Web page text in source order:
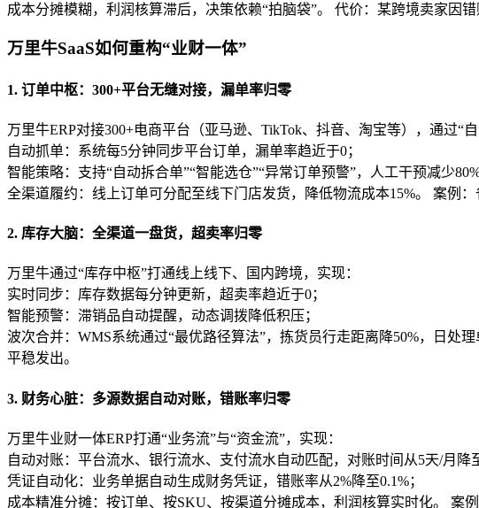
成本分摊模糊，利润核算滞后，决策依赖“拍脑袋”。 代价：某跨境卖家因
万里牛SaaS如何重构“业财一体”
1. 订单中枢：300+平台无缝对接，漏单率归零
万里牛ERP对接300+电商平台（亚马逊、TikTok、抖音、淘宝等），通过“
自动抓单：系统每5分钟同步平台订单，漏单率趋近于0；
智能策略：支持“自动拆合单”“智能选仓”“异常订单预警”，人工干预减少80%
全渠道履约：线上订单可分配至线下门店发货，降低物流成本15%。 案例
2. 库存大脑：全渠道一盘货，超卖率归零
万里牛通过“库存中枢”打通线上线下、国内跨境，实现：
实时同步：库存数据每分钟更新，超卖率趋近于0；
智能预警：滞销品自动提醒，动态调拨降低积压；
波次合并：WMS系统通过“最优路径算法”，拣货员行走距离降50%，日处
平稳发出。
3. 财务心脏：多源数据自动对账，错账率归零
万里牛业财一体ERP打通“业务流”与“资金流”，实现：
自动对账：平台流水、银行流水、支付流水自动匹配，对账时间从5天/月降
凭证自动化：业务单据自动生成财务凭证，错账率从2%降至0.1%；
成本精准分摊：按订单、按SKU、按渠道分摊成本，利润核算实时化。 案